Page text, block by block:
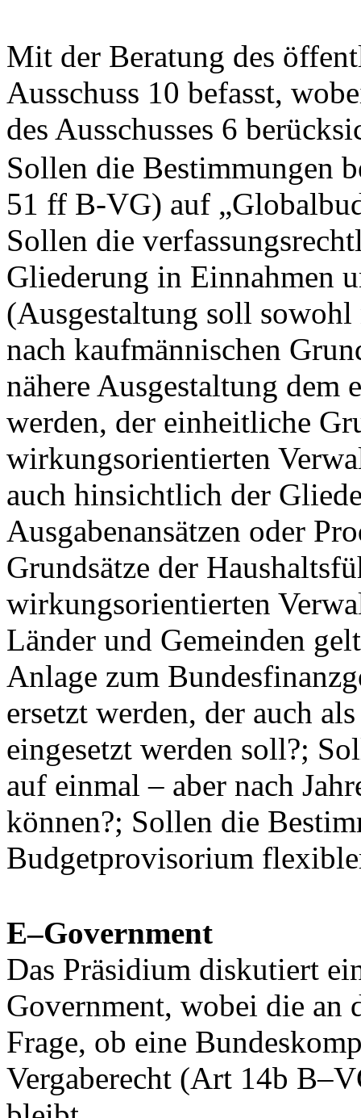
Mit der Beratung des
Ausschuss 10 befasst,
des Ausschusses 6
Sollen die Bestimmungen
51 ff B-VG) auf
Sollen die
Gliederung in Einnahmen
(Ausgestaltung soll sowohl
nach kaufmännischen
nähere Ausgestaltung dem
werden, der einheitliche
wirkungsorientierten
auch hinsichtlich der
Ausgabenansätzen oder
Grundsätze der
wirkungsorientierten
Länder und Gemeinden
Anlage zum
ersetzt werden, der auch
eingesetzt werden soll?;
auf einmal – aber nach
können?; Sollen die
Budgetprovisorium
E–Government
Das Präsidium diskutiert
Government, wobei die an
Frage, ob eine
Vergaberecht (Art 14b